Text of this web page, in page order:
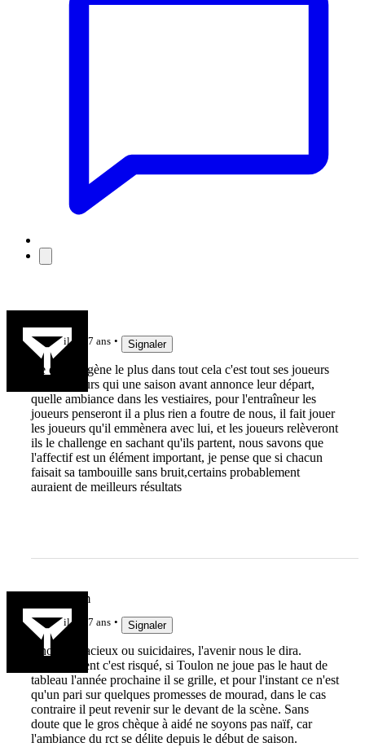
il y a 7 ans Signaler
Ce qui me gène le plus dans tout cela c'est tout ses joueurs
et entraineurs qui une saison avant annonce leur départ,
quelle ambiance dans les vestiaires, pour l'entraîneur les
joueurs penseront il a plus rien a foutre de nous, il fait jouer
les joueurs qu'il emmènera avec lui, et les joueurs relèveront
ils le challenge en sachant qu'ils partent, nous savons que
l'affectif est un élément important, je pense que si chacun
faisait sa tambouille sans bruit,certains probablement
auraient de meilleurs résultats
PetitGroom
il y a 7 ans Signaler
Choix audacieux ou suicidaires, l'avenir nous le dira.
Sportivement c'est risqué, si Toulon ne joue pas le haut de
tableau l'année prochaine il se grille, et pour l'instant ce n'est
qu'un pari sur quelques promesses de mourad, dans le cas
contraire il peut revenir sur le devant de la scène. Sans
doute que le gros chèque à aidé ne soyons pas naïf, car
l'ambiance du rct se délite depuis le début de saison.